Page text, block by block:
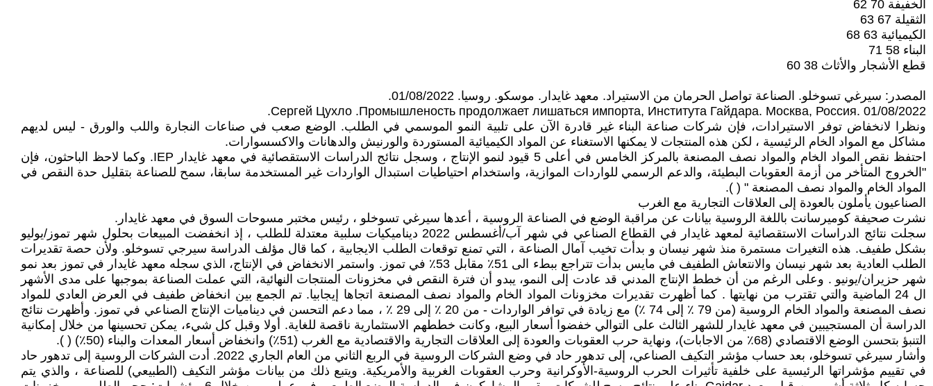
الخفيفة 70 62
الثقيلة 67 63
الكيميائية 63 68
البناء 58 71
قطع الأشجار والأثاث 38 60
المصدر: سيرغي تسوخلو. الصناعة تواصل الحرمان من الاستيراد. معهد غايدار. موسكو. روسيا. 01/08/2022.
Сергей Цухло .Промышленость продолжает лишаться импорта, Института Гайдара. Москва, Россия. 01/08/2022.
ونظرا لانخفاض توفر الاستيرادات، فإن شركات صناعة البناء غير قادرة الآن على تلبية النمو الموسمي في الطلب. الوضع صعب في صناعات النجارة واللب والورق - ليس لديهم
مشاكل مع المواد الخام الرئيسية ، لكن هذه المنتجات لا يمكنها الاستغناء عن المواد الكيميائية المستوردة والورنيش والدهانات والاكسسوارات.
احتفظ نقص المواد الخام والمواد نصف المصنعة بالمركز الخامس في أعلى 5 قيود لنمو الإنتاج ، وسجل نتائج الدراسات الاستقصائية في معهد غايدار IEP. وكما لاحظ الباحثون، فإن
"الخروج المتأخر من أزمة العقوبات البطيئة، والدعم الرسمي للواردات الموازية، واستخدام احتياطيات استبدال الواردات غير المستخدمة سابقا، سمح للصناعة بتقليل حدة النقص في
المواد الخام والمواد نصف المصنعة " ( ).
الصناعيون يأملون بالعودة إلى العلاقات التجارية مع الغرب
نشرت صحيفة كوميرسانت باللغة الروسية بيانات عن مراقبة الوضع في الصناعة الروسية ، أعدها سيرغي تسوخلو ، رئيس مختبر مسوحات السوق في معهد غايدار.
سجلت نتائج الدراسات الاستقصائية لمعهد غايدار في القطاع الصناعي في شهر آب/أغسطس 2022 ديناميكيات سلبية معتدلة للطلب ، إذ انخفضت المبيعات بحلول شهر تموز/يوليو
بشكل طفيف. هذه التغيرات مستمرة منذ شهر نيسان و بدأت تخيب آمال الصناعة ، التي تمنع توقعات الطلب الايجابية ، كما قال مؤلف الدراسة سيرجي تسوخلو. ولأن حصة تقديرات
الطلب العادية بعد شهر نيسان والانتعاش الطفيف في مايس بدأت تتراجع ببطء الى 51٪ مقابل 53٪ في تموز. واستمر الانخفاض في الإنتاج، الذي سجله معهد غايدار في تموز بعد نمو
شهر حزيران/يونيو . وعلى الرغم من أن خطط الإنتاج المدني قد عادت إلى النمو، يبدو أن فترة النقص في مخزونات المنتجات النهائية، التي عملت الصناعة بموجبها على مدى الأشهر
ال 24 الماضية والتي تقترب من نهايتها . كما أظهرت تقديرات مخزونات المواد الخام والمواد نصف المصنعة اتجاها إيجابيا. تم الجمع بين انخفاض طفيف في العرض العادي للمواد
نصف المصنعة والمواد الخام الروسية (من 79 ٪ إلى 74 ٪) مع زيادة في توافر الواردات - من 20 ٪ إلى 29 ٪ ، مما دعم التحسن في ديناميات الإنتاج الصناعي في تموز. وأظهرت نتائج
الدراسة أن المستجيبين في معهد غايدار للشهر الثالث على التوالي خفضوا أسعار البيع، وكانت خططهم الاستثمارية ناقصة للغاية. أولا وقبل كل شيء، يمكن تحسينها من خلال إمكانية
التنبؤ بتحسن الوضع الاقتصادي (68٪ من الاجابات)، ونهاية حرب العقوبات والعودة إلى العلاقات التجارية والاقتصادية مع الغرب (51٪) وانخفاض أسعار المعدات والبناء (50٪) ( ).
وأشار سيرغي تسوخلو، بعد حساب مؤشر التكيف الصناعي، إلى تدهور حاد في وضع الشركات الروسية في الربع الثاني من العام الجاري 2022. أدت الشركات الروسية إلى تدهور حاد
في تقييم مؤشراتها الرئيسية على خلفية تأثيرات الحرب الروسية-الأوكرانية وحرب العقوبات الغربية والأمريكية. ويتبع ذلك من بيانات مؤشر التكيف (الطبيعي) للصناعة ، والذي يتم